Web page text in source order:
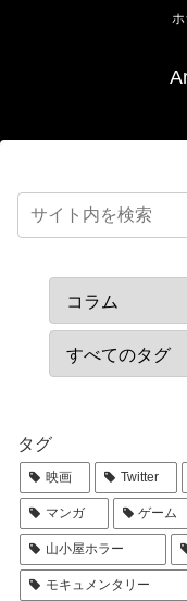
タグ
映画 Twitter
マンガ ゲーム
山小屋ホラー
モキュメンタリー